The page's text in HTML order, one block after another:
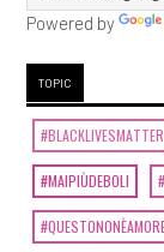
Powered by
TOPIC
#BLACKLIVESMATTER
#MAIPIÙDEBOLI